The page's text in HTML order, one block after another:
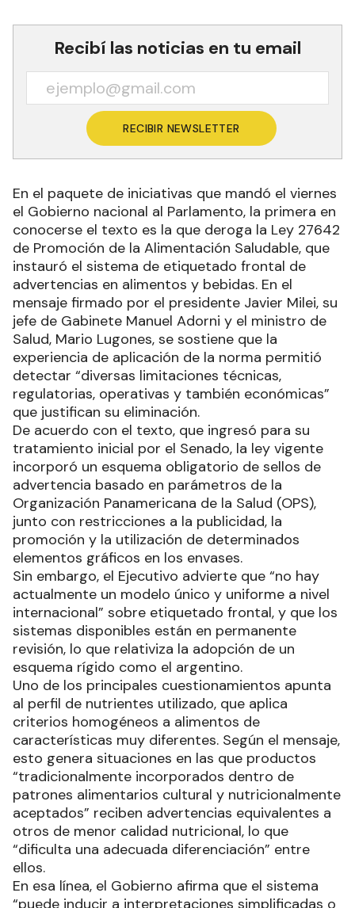
Recibí las noticias en tu email
RECIBIR NEWSLETTER
En el paquete de iniciativas que mandó el viernes
el Gobierno nacional al Parlamento, la primera en
conocerse el texto es la que deroga la Ley 27642
de Promoción de la Alimentación Saludable, que
instauró el sistema de etiquetado frontal de
advertencias en alimentos y bebidas. En el
mensaje firmado por el presidente Javier Milei, su
jefe de Gabinete Manuel Adorni y el ministro de
Salud, Mario Lugones, se sostiene que la
experiencia de aplicación de la norma permitió
detectar “diversas limitaciones técnicas,
regulatorias, operativas y también económicas”
que justifican su eliminación.
De acuerdo con el texto, que ingresó para su
tratamiento inicial por el Senado, la ley vigente
incorporó un esquema obligatorio de sellos de
advertencia basado en parámetros de la
Organización Panamericana de la Salud (OPS),
junto con restricciones a la publicidad, la
promoción y la utilización de determinados
elementos gráficos en los envases.
Sin embargo, el Ejecutivo advierte que “no hay
actualmente un modelo único y uniforme a nivel
internacional” sobre etiquetado frontal, y que los
sistemas disponibles están en permanente
revisión, lo que relativiza la adopción de un
esquema rígido como el argentino.
Uno de los principales cuestionamientos apunta
al perfil de nutrientes utilizado, que aplica
criterios homogéneos a alimentos de
características muy diferentes. Según el mensaje,
esto genera situaciones en las que productos
“tradicionalmente incorporados dentro de
patrones alimentarios cultural y nutricionalmente
aceptados” reciben advertencias equivalentes a
otros de menor calidad nutricional, lo que
“dificulta una adecuada diferenciación” entre
ellos.
En esa línea, el Gobierno afirma que el sistema
“puede inducir a interpretaciones simplificadas o